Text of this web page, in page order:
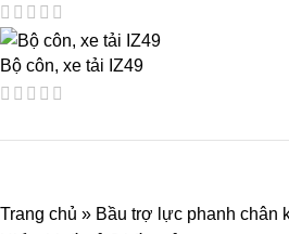
Bộ côn, xe tải IZ49
Trang chủ » Bầu trợ lực phanh chân